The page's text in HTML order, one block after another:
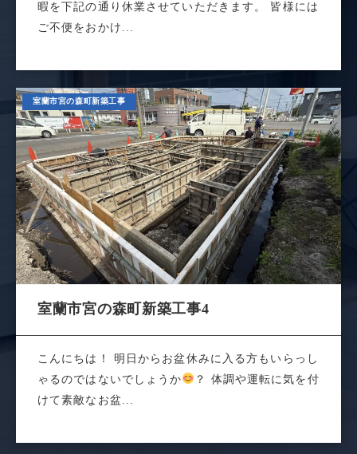
暇を下記の通り休業させていただきます。 皆様には
ご不便をおかけ...
室蘭市宮の森町新築工事
室蘭市宮の森町新築工事4
こんにちは！ 明日からお盆休みに入る方もいらっし
ゃるのではないでしょうか
？ 体調や運転に気を付
けて素敵なお盆...